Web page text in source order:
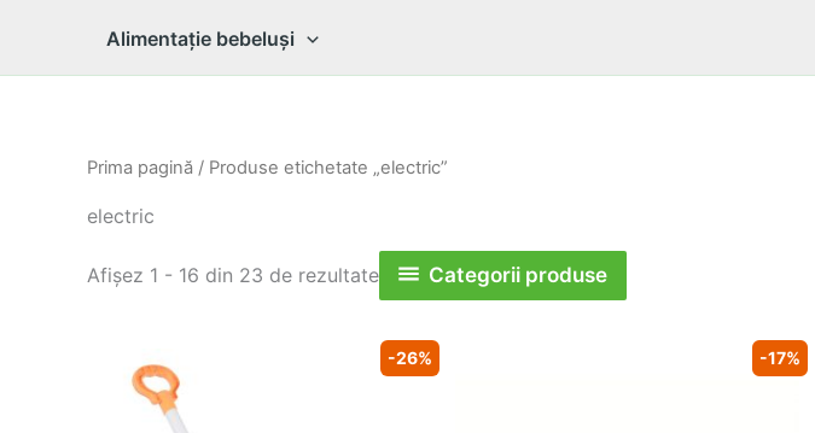
Alimentaţie bebeluşi
Prima pagină / Produse etichetate „electric”
electric
Afișez 1 - 16 din 23 de rezultateSortat
după
Categorii produse
-26% -17%